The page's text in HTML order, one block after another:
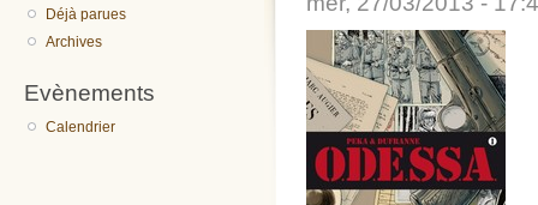
Déjà parues
Archives
Evènements
Calendrier